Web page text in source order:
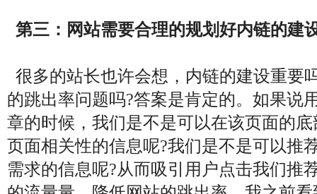
第三：网站需要合理的规划好内链的建
很多的站长也许会想，内链的建设重要
的跳出率问题吗?答案是肯定的。如果说
章的时候，我们是不是可以在该页面的
页面相关性的信息呢?我们是不是可以推
需求的信息呢?从而吸引用户点击我们推